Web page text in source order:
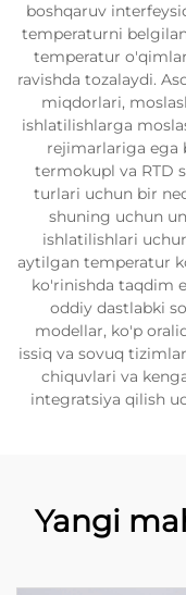
boshqaruv
temperaturni
temperatur
ravishda tozalaydi.
miqdorlari,
ishlatilishlarga
rejimarlariga ega
termokupl va RTD
turlari uchun bir
shuning uchun
ishlatilishlari
aytilgan temperatur
ko'rinishda taqdim
oddiy dastlabki
modellar, ko'p
issiq va sovuq
chiquvlari va
integratsiya qilish
Yangi